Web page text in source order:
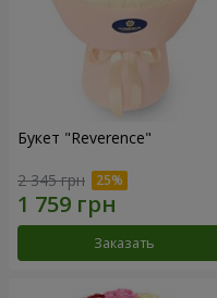
Букет "Reverence"
2 345 грн
Заказать